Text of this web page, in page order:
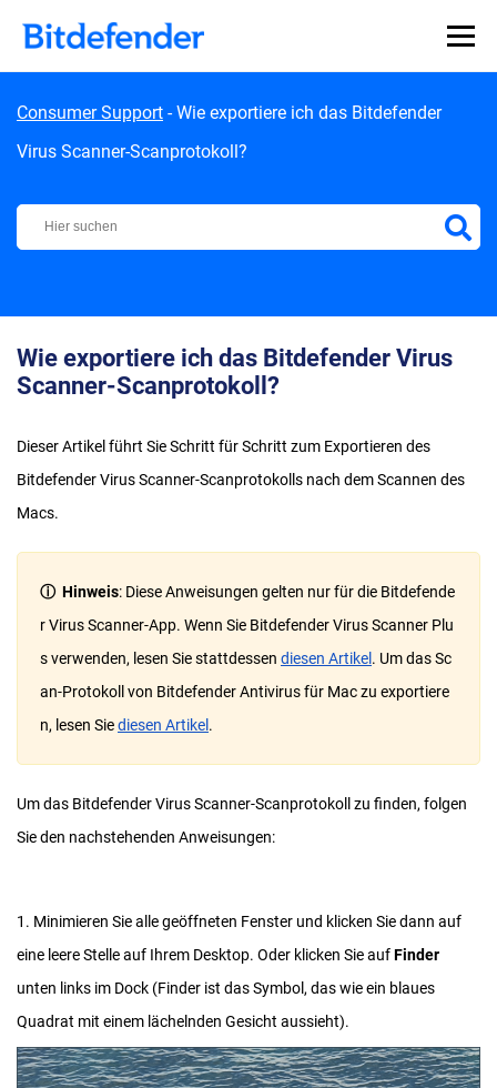
Consumer Support -Wie exportiere ich das Bitdefender
Virus Scanner-Scanprotokoll?
Bitdefender Support Center
Wie exportiere ich das Bitdefender Virus
Scanner-Scanprotokoll?
Dieser Artikel führt Sie Schritt für Schritt zum Exportieren des
Bitdefender Virus Scanner-Scanprotokolls nach dem Scannen des
Macs.
ⓘ Hinweis: Diese Anweisungen gelten nur für die Bitdefende
r Virus Scanner-App. Wenn Sie Bitdefender Virus Scanner Plu
s verwenden, lesen Sie stattdessen diesen Artikel . Um das Sc
an-Protokoll von Bitdefender Antivirus für Mac zu exportiere
n, lesen Siediesen Artikel .
Um das Bitdefender Virus Scanner-Scanprotokoll zu finden, folgen
Sie den nachstehenden Anweisungen:
1. Minimieren Sie alle geöffneten Fenster und klicken Sie dann auf
eine leere Stelle auf Ihrem Desktop. Oder klicken Sie aufFinder
unten links im Dock (Finder ist das Symbol, das wie ein blaues
Quadrat mit einem lächelnden Gesicht aussieht).